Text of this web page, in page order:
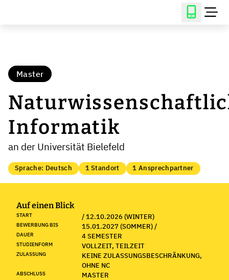
Master
Informatik
an der Universität Bielefeld
Sprache: Deutsch 1 Standort 1 Ansprechpartner
Auf einen Blick
START / 12.10.2026 (WINTER)
BEWERBUNG BIS 15.01.2027 (SOMMER) /
DAUER 4 SEMESTER
STUDIENFORM VOLLZEIT, TEILZEIT
ZULASSUNG
KEINE ZULASSUNGSBESCHRÄNKUNG,
OHNE NC
ABSCHLUSS MASTER